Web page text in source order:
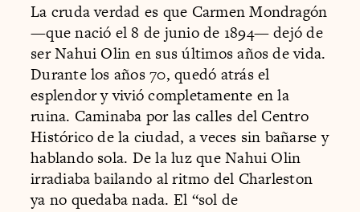
La cruda verdad es que Carmen Mondragón
—que nació el 8 de junio de 1894— dejó de
ser Nahui Olin en sus últimos años de vida.
Durante los años 70, quedó atrás el
esplendor y vivió completamente en la
ruina. Caminaba por las calles del Centro
Histórico de la ciudad, a veces sin bañarse y
hablando sola. De la luz que Nahui Olin
irradiaba bailando al ritmo del Charleston
ya no quedaba nada. El “sol de